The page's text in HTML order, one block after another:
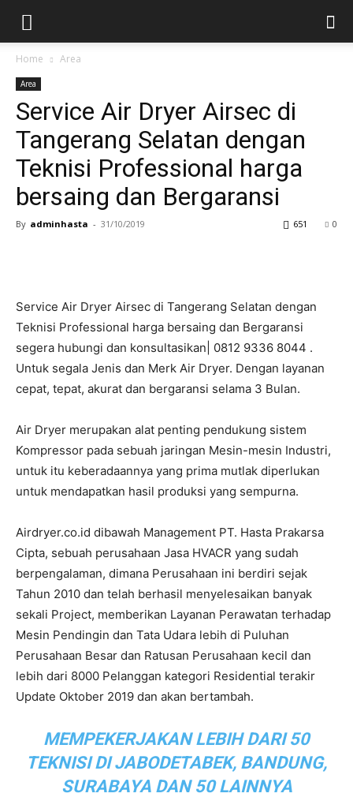
Home Area
Area
Service Air Dryer Airsec di
Tangerang Selatan dengan
Teknisi Professional harga
bersaing dan Bergaransi
By adminhasta - 31/10/2019 0
651
Service Air Dryer Airsec di Tangerang Selatan dengan
Teknisi Professional harga bersaing dan Bergaransi
segera hubungi dan konsultasikan| 0812 9336 8044 .
Untuk segala Jenis dan Merk Air Dryer. Dengan layanan
cepat, tepat, akurat dan bergaransi selama 3 Bulan.
Air Dryer merupakan alat penting pendukung sistem
Kompressor pada sebuah jaringan Mesin-mesin Industri,
untuk itu keberadaannya yang prima mutlak diperlukan
untuk mendapatkan hasil produksi yang sempurna.
Airdryer.co.id dibawah Management PT. Hasta Prakarsa
Cipta, sebuah perusahaan Jasa HVACR yang sudah
berpengalaman, dimana Perusahaan ini berdiri sejak
Tahun 2010 dan telah berhasil menyelesaikan banyak
sekali Project, memberikan Layanan Perawatan terhadap
Mesin Pendingin dan Tata Udara lebih di Puluhan
Perusahaan Besar dan Ratusan Perusahaan kecil dan
lebih dari 8000 Pelanggan kategori Residential terakir
Update Oktober 2019 dan akan bertambah.
MEMPEKERJAKAN LEBIH DARI 50
TEKNISI DI JABODETABEK, BANDUNG,
SURABAYA DAN 50 LAINNYA